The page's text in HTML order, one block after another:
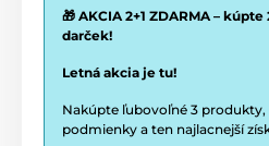
🎁 AKCIA 2+1 ZDARMA –
darček!
Letná akcia je tu!
Nakúpte ľubovoľné 3 produkty,
podmienky a ten najlacnejší